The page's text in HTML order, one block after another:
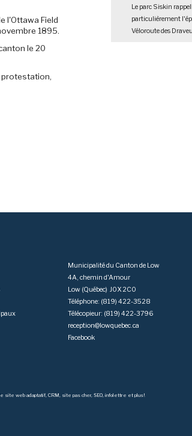
l'Ottawa Field
1895.
le 20
protestation,
Le parc Siskin
particulièrement
Véloroute des
Municipalité du Canton de Low
4A, chemin d'Amour
Low (Québec)J0X 2C0
Téléphone: (819) 422-3528
Télécopieur: (819) 422-3796
reception@lowquebec.ca
Facebook
site web adaptatif, CRM site pas cher, SEO, infolettre et plus!